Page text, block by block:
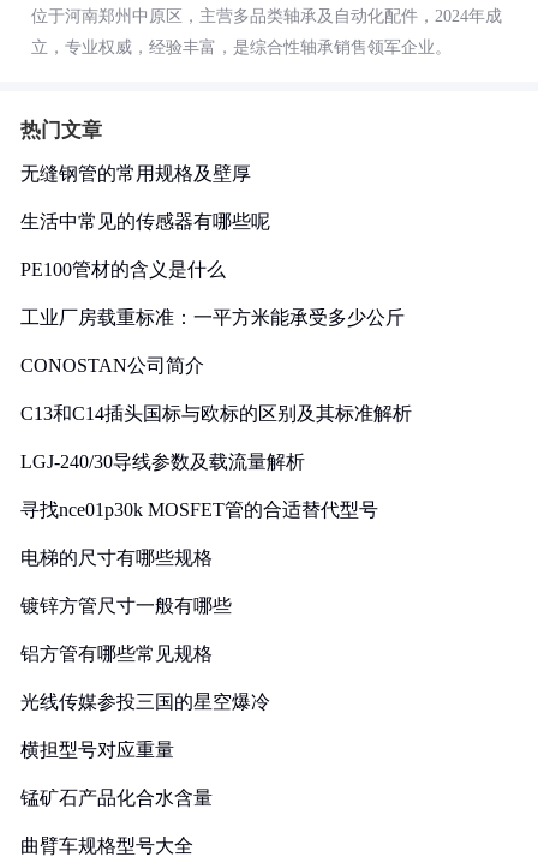
位于河南郑州中原区，主营多品类轴承及自动化配件，2024年成
立，专业权威，经验丰富，是综合性轴承销售领军企业。
热门文章
无缝钢管的常用规格及壁厚
生活中常见的传感器有哪些呢
PE100管材的含义是什么
工业厂房载重标准：一平方米能承受多少公斤
CONOSTAN公司简介
C13和C14插头国标与欧标的区别及其标准解析
LGJ-240/30导线参数及载流量解析
寻找nce01p30k MOSFET管的合适替代型号
电梯的尺寸有哪些规格
镀锌方管尺寸一般有哪些
铝方管有哪些常见规格
光线传媒参投三国的星空爆冷
横担型号对应重量
锰矿石产品化合水含量
曲臂车规格型号大全